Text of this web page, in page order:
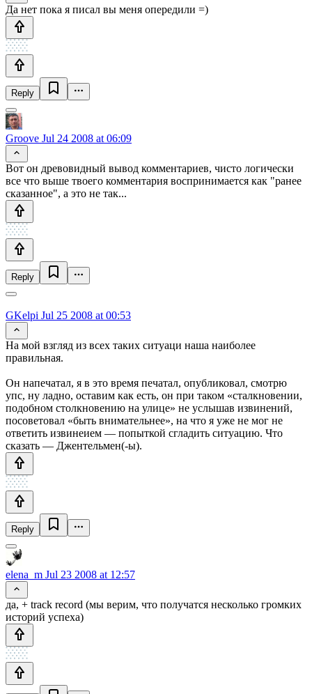
Да нет пока я писал вы меня опередили =)
Reply
Groove Jul 24 2008 at 06:09
Вот он древовидный вывод комментариев, чисто логически
все что выше твоего комментария воспринимается как "ранее
сказанное", а это не так...
Reply
GKelpi Jul 25 2008 at 00:53
На мой взгляд из всех таких ситуаци наша наиболее
правильная.
Он напечатал, я в это время печатал, опубликовал, смотрю
упс, ну ладно, оставим как есть, он при таком «сталкновении,
подобном столкновению на улице» не услышав извинений,
посоветовал «быть внимательнее», на что я уже не мог не
ответить извинеием — попыткой сгладить ситуацию. Что
сказать — Джентельмен(-ы).
Reply
elena_m Jul 23 2008 at 12:57
да, + track record (мы верим, что получатся несколько громких
историй успеха)